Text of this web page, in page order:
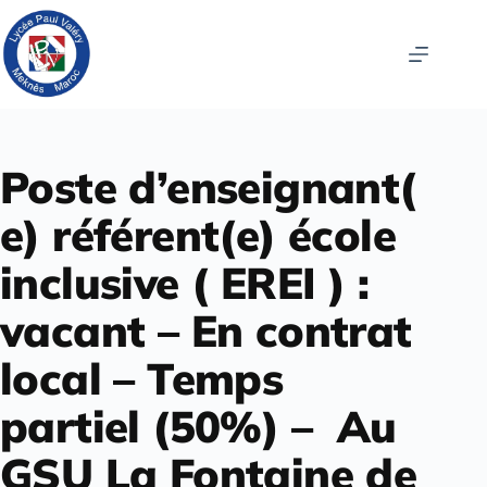
Poste d’enseignant(
e) référent(e) école
inclusive ( EREI ) :
vacant – En contrat
local – Temps
partiel (50%) – Au
GSU La Fontaine de